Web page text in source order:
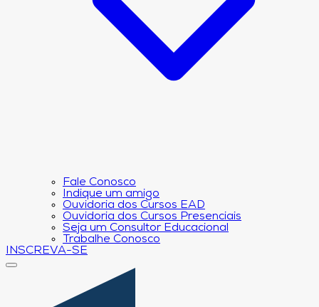
Fale Conosco
Indique um amigo
Ouvidoria dos Cursos EAD
Ouvidoria dos Cursos Presenciais
Seja um Consultor Educacional
Trabalhe Conosco
INSCREVA-SE